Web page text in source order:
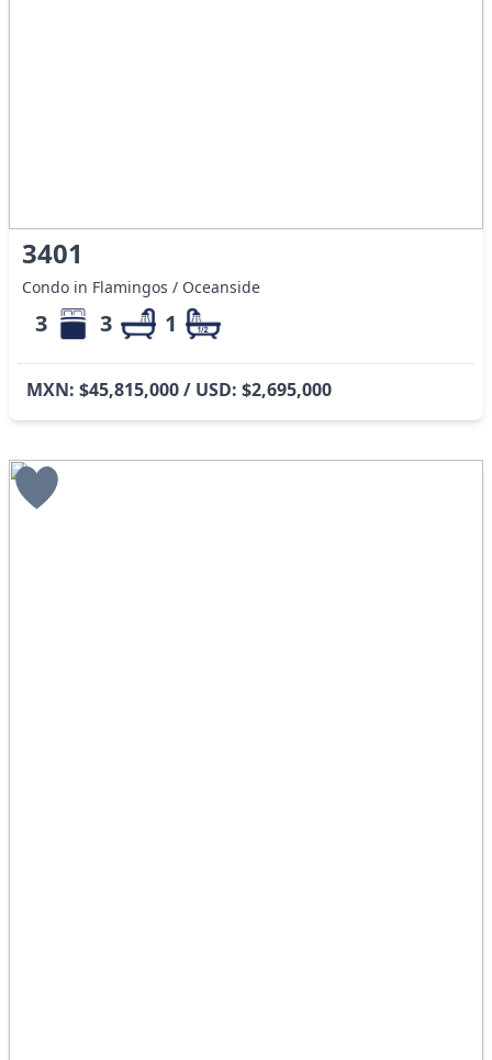
3401
Condo in Flamingos / Oceanside
3 3 1
MXN: $45,815,000 / USD: $2,695,000